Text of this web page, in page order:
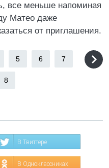
все меньше напоминая
Матео даже
от приглашения.
5 6 7
8
В Твиттере
В Одноклассниках